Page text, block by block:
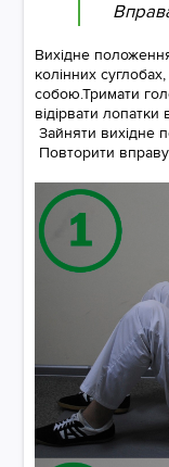
Вихідне
колінних
собою.Тримати
відірвати
Зайняти вихідне
Повторити